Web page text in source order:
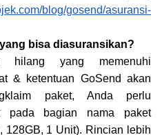
blog/gosend/asuransi-
bisa diasuransikan?
hilang yang memenuhi
& ketentuan GoSend akan
paket, Anda perlu
pada bagian nama paket
128GB, 1 Unit). Rincian lebih